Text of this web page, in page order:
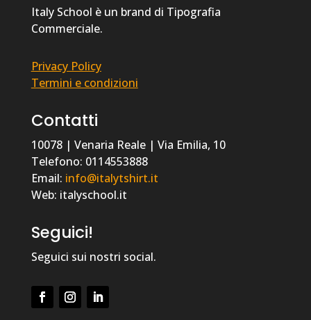
Italy School è un brand di Tipografia
Commerciale.
Privacy Policy
Termini e condizioni
Contatti
10078 | Venaria Reale | Via Emilia, 10
Telefono: 0114553888
Email: info@italytshirt.it
Web: italyschool.it
Seguici!
Seguici sui nostri social.